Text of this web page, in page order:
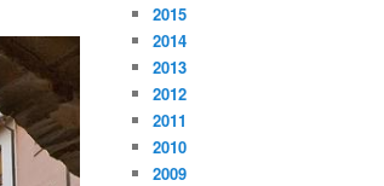
2015
2014
2013
2012
2011
2010
2009